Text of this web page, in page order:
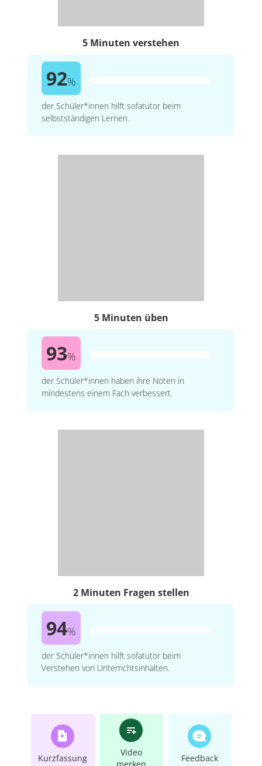
5 Minuten verstehen
92%
der Schüler*innen hilft sofatutor beim
selbstständigen Lernen.
5 Minuten üben
93%
der Schüler*innen haben ihre Noten in
mindestens einem Fach verbessert.
2 Minuten Fragen stellen
94%
der Schüler*innen hilft sofatutor beim
Verstehen von Unterrichtsinhalten.
Kurzfassung
Video
Feedback